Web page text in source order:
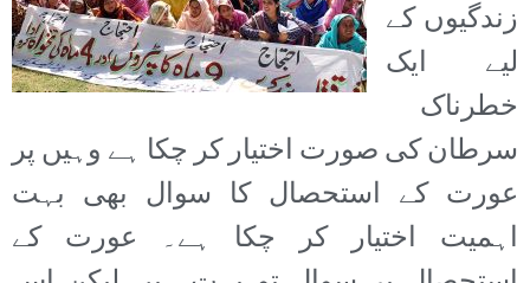
زندگیوں کے
لیے ایک
خطرناک
سرطان کی صورت اختیار کر چکا ہے وہیں پر
عورت کے استحصال کا سوال بھی بہت
اہمیت اختیار کر چکا ہے۔ عورت کے